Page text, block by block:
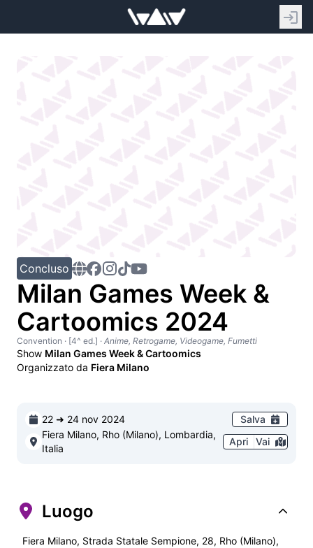
Concluso
Milan Games Week &
Cartoomics 2024
Convention · [4^ ed.] · Anime, Retrogame, Videogame, Fumetti
Show Milan Games Week & Cartoomics
Organizzato da Fiera Milano
22 ➜ 24 nov 2024
Salva
Fiera Milano, Rho (Milano), Lombardia,
Italia
Apri Vai
Luogo
Fiera Milano, Strada Statale Sempione, 28, Rho (Milano),